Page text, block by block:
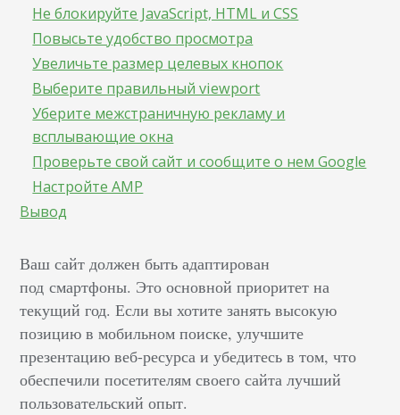
Не блокируйте JavaScript, HTML и CSS
Повысьте удобство просмотра
Увеличьте размер целевых кнопок
Выберите правильный viewport
Уберите межстраничную рекламу и
всплывающие окна
Проверьте свой сайт и сообщите о нем Google
Настройте AMP
Вывод
Ваш сайт должен быть адаптирован
под смартфоны. Это основной приоритет на
текущий год. Если вы хотите занять высокую
позицию в мобильном поиске, улучшите
презентацию веб-ресурса и убедитесь в том, что
обеспечили посетителям своего сайта лучший
пользовательский опыт.